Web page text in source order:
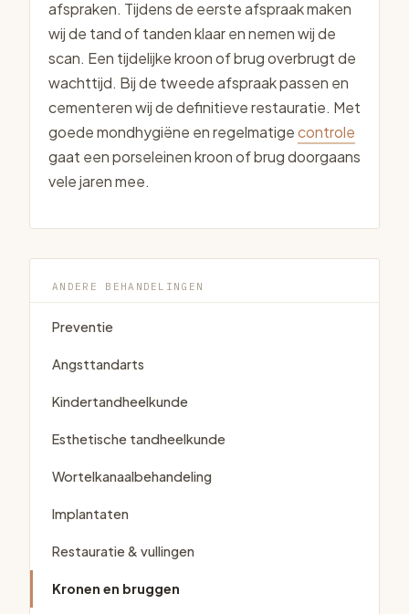
afspraken. Tijdens de eerste afspraak maken
wij de tand of tanden klaar en nemen wij de
scan. Een tijdelijke kroon of brug overbrugt de
wachttijd. Bij de tweede afspraak passen en
cementeren wij de definitieve restauratie. Met
goede mondhygiëne en regelmatigecontrole
gaat een porseleinen kroon of brug doorgaans
vele jaren mee.
ANDERE BEHANDELINGEN
Preventie
Angsttandarts
Kindertandheelkunde
Esthetische tandheelkunde
Wortelkanaalbehandeling
Implantaten
Restauratie & vullingen
Kronen en bruggen